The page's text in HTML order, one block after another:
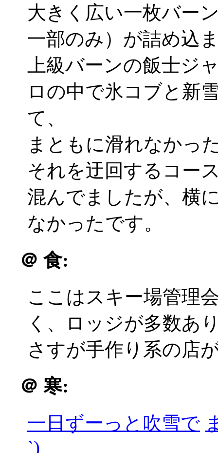
大きく広い一枚バー
一部のみ）が詰め込
上級バーンの飯士ジ
ロの中で氷コブと新
て、
まともに滑れなかっ
それを迂回するコー
混んでましたが、横
なかったです。
＠ 食:
ここはスキー場管理
く、ロッジが多数あ
さすが手作り系の店
＠ 寒:
一日ずーっと吹雪で
`)